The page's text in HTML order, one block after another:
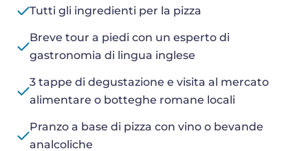
Tutti gli ingredienti per la pizza
Breve tour a piedi con un esperto di
gastronomia di lingua inglese
3 tappe di degustazione e visita al mercato
alimentare o botteghe romane locali
Pranzo a base di pizza con vino o bevande
analcoliche